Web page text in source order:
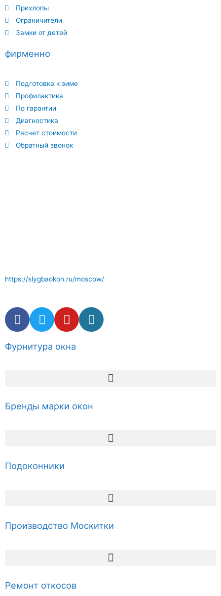
https://slygbaokon.ru/moscow/
фирменно
Подготовка к зиме
Профилактика
По гарантии
Диагностика
Расчет стоимости
Обратный звонок
Прихлопы
Ограничители
Замки от детей
Фурнитура окна
Бренды марки окон
Подоконники
Производство Москитки
Ремонт откосов